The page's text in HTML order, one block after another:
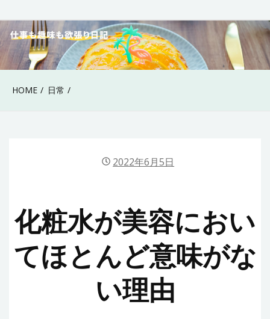
to
content
40代女性の仕事も趣
味も欲張り日記
HOME 日常
2022年6月5日
化粧水が美容におい
てほとんど意味がな
い理由